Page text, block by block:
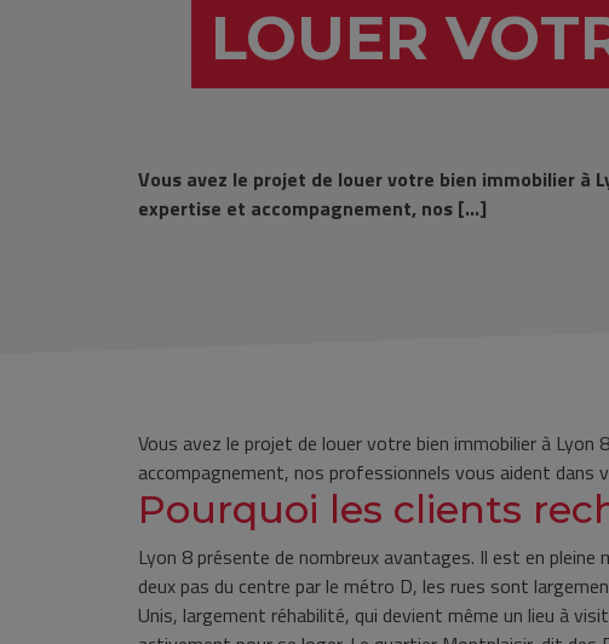
LOUER
Vous avez le projet de louer votre bien immobilier à
expertise et accompagnement, nos […]
Vous avez le projet de louer votre bien immobilier à
accompagnement, nos professionnels vous aident
Pourquoi les clients
Lyon 8 présente de nombreux avantages. Il est en
deux pas du centre par le métro D, les rues sont
Unis, largement réhabilité, qui devient même un lieu à